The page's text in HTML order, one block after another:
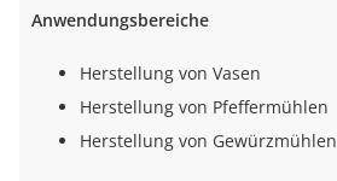
Anwendungsbereiche
Herstellung von Vasen
Herstellung von Pfeffermühlen
Herstellung von Gewürzmühlen